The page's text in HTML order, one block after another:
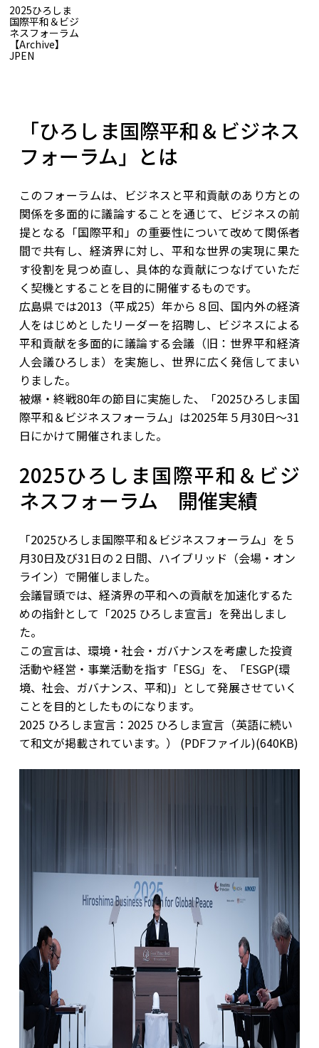
2025ひろしま
国際平和＆ビジ
ネスフォーラム
【Archive】
JPEN
「ひろしま国際平和＆ビジネス
フォーラム」とは
このフォーラムは、ビジネスと平和貢献のあり方との
関係を多面的に議論することを通じて、ビジネスの前
提となる「国際平和」の重要性について改めて関係者
間で共有し、経済界に対し、平和な世界の実現に果た
す役割を見つめ直し、具体的な貢献につなげていただ
く契機とすることを目的に開催するものです。
​広島県では2013（平成25）年から８回、国内外の経済
人をはじめとしたリーダーを招聘し、ビジネスによる
平和貢献を多面的に議論する会議（旧：世界平和経済
人会議ひろしま）を実施し、世界に広く発信してまい
りました。
被爆・終戦80年の節目に実施した、「2025ひろしま国
際平和＆ビジネスフォーラム」は2025年５月30日～31
日にかけて開催されました。
2025ひろしま国際平和＆ビジ
ネスフォーラム 開催実績
「2025ひろしま国際平和＆ビジネスフォーラム」を５
月30日及び31日の２日間、ハイブリッド（会場・オン
ライン）で開催しました。
会議冒頭では、経済界の平和への貢献を加速化するた
めの指針として「2025 ひろしま宣言」を発出しまし
た。
この宣言は、環境・社会・ガバナンスを考慮した投資
活動や経営・事業活動を指す「ESG」を、「ESGP(環
境、社会、ガバナンス、平和)」として発展させていく
ことを目的としたものになります。
2025 ひろしま宣言： 2025 ひろしま宣言（英語に続い
て和文が掲載されています。） (PDFファイル)(640KB)